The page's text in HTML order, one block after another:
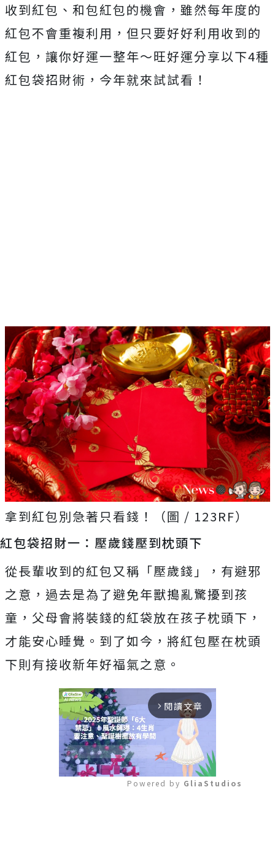
收到紅包、和包紅包的機會，雖然每年度的
紅包不會重複利用，但只要好好利用收到的
紅包，讓你好運一整年～旺好運分享以下4種
紅包袋招財術，今年就來試試看！
拿到紅包別急著只看錢！（圖 / 123RF）
紅包袋招財一：壓歲錢壓到枕頭下
從長輩收到的紅包又稱「壓歲錢」，有避邪
之意，過去是為了避免年獸搗亂驚擾到孩
童，父母會將裝錢的紅袋放在孩子枕頭下，
才能安心睡覺。到了如今，將紅包壓在枕頭
下則有接收新年好福氣之意。
arrow_forward_ios 閱讀文章
Powered by GliaStudios